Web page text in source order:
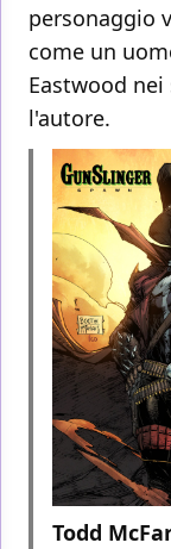
personaggio
come un
Eastwood
l'autore.
Todd